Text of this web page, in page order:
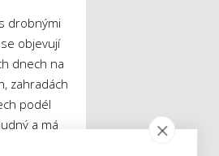
drobnými
objevují
dnech na
zahradách
podél
a má